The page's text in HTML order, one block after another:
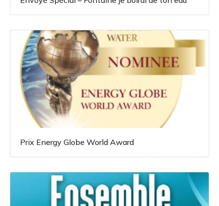
Prix Energy Globe World Award